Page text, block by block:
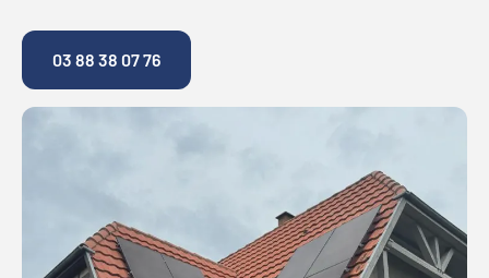
03 88 38 07 76